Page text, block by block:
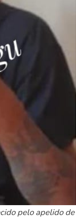
pelo apelido de